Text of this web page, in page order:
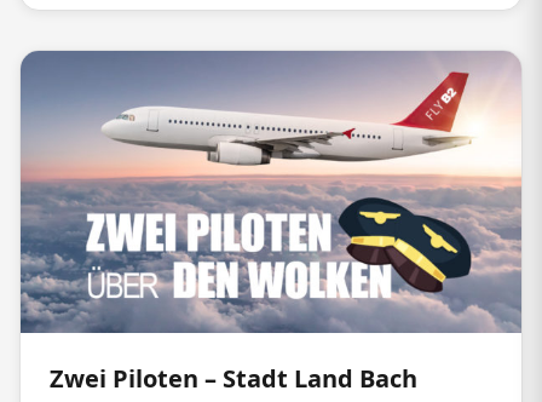
Zwei Piloten – Stadt Land Bach